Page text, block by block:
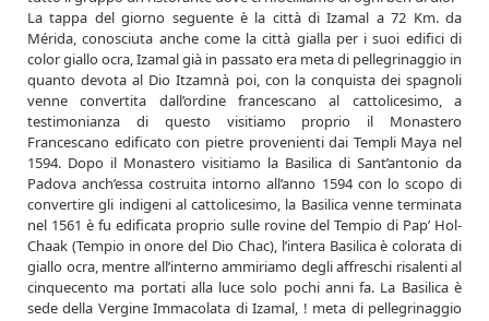
La tappa del giorno seguente è la città di Izamal a 72 Km. da
Mérida, conosciuta anche come la città gialla per i suoi edifici di
color giallo ocra, Izamal già in passato era meta di pellegrinaggio in
quanto devota al Dio Itzamnà poi, con la conquista dei spagnoli
venne convertita dall’ordine francescano al cattolicesimo, a
testimonianza di questo visitiamo proprio il Monastero
Francescano edificato con pietre provenienti dai Templi Maya nel
1594. Dopo il Monastero visitiamo la Basilica di Sant’antonio da
Padova anch’essa costruita intorno all’anno 1594 con lo scopo di
convertire gli indigeni al cattolicesimo, la Basilica venne terminata
nel 1561 è fu edificata proprio sulle rovine del Tempio di Pap’ Hol-
Chaak (Tempio in onore del Dio Chac), l’intera Basilica è colorata di
giallo ocra, mentre all’interno ammiriamo degli affreschi risalenti al
cinquecento ma portati alla luce solo pochi anni fa. La Basilica è
sede della Vergine Immacolata di Izamal, ! meta di pellegrinaggio